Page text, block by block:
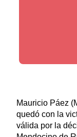
Mauricio Páez
quedó con la
válida por la